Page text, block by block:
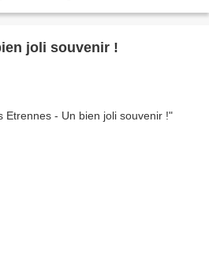
joli souvenir !